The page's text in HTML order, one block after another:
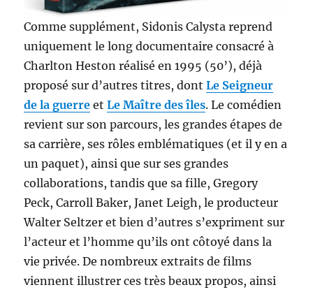
Comme supplément, Sidonis Calysta reprend
uniquement le long documentaire consacré à
Charlton Heston réalisé en 1995 (50’), déjà
proposé sur d’autres titres, dontLe Seigneur
de la guerre et Le Maître des îles. Le comédien
revient sur son parcours, les grandes étapes de
sa carrière, ses rôles emblématiques (et il y en a
un paquet), ainsi que sur ses grandes
collaborations, tandis que sa fille, Gregory
Peck, Carroll Baker, Janet Leigh, le producteur
Walter Seltzer et bien d’autres s’expriment sur
l’acteur et l’homme qu’ils ont côtoyé dans la
vie privée. De nombreux extraits de films
viennent illustrer ces très beaux propos, ainsi